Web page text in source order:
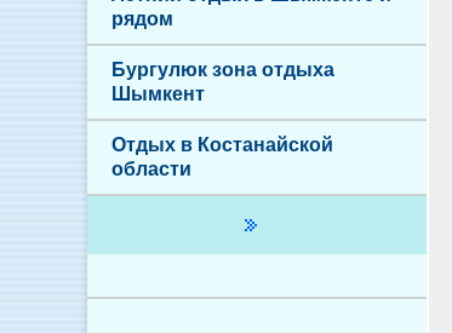
рядом
Бургулюк зона отдыха
Шымкент
Отдых в Костанайской
области